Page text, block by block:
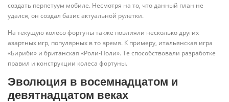
создать перпетуум мобиле. Несмотря на то, что данный план не
удался, он создал базис актуальной рулетки.
На текущую колесо фортуны также повлияли несколько других
азартных игр, популярных в то время. К примеру, итальянская игра
«Бириби» и британская «Роли-Поли». Те способствовали разработке
правил и конструкции колеса фортуны.
Эволюция в восемнадцатом и
девятнадцатом веках